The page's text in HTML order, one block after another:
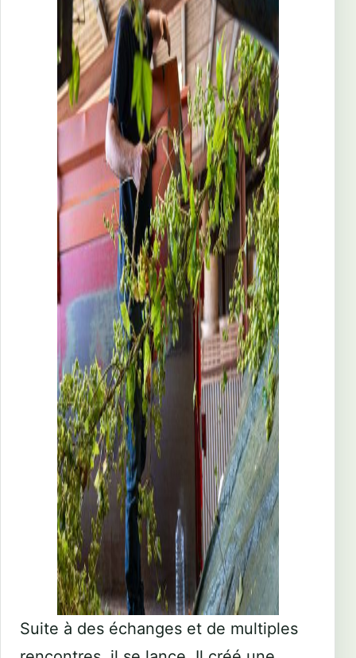
Suite à des échanges et de multiples